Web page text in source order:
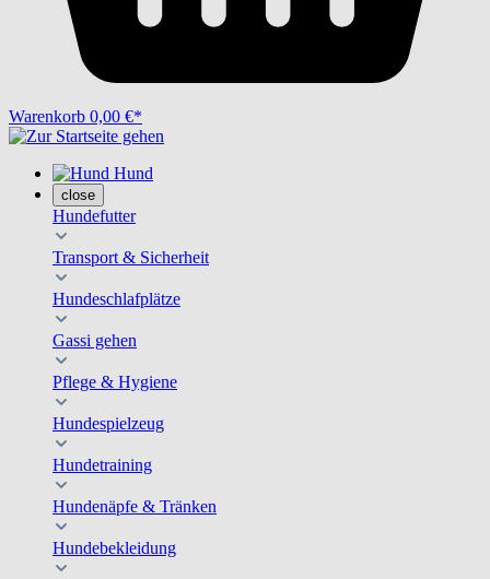
Warenkorb 0,00 €*
Hund
close
Hundefutter
Transport & Sicherheit
Hundeschlafplätze
Gassi gehen
Pflege & Hygiene
Hundespielzeug
Hundetraining
Hundenäpfe & Tränken
Hundebekleidung